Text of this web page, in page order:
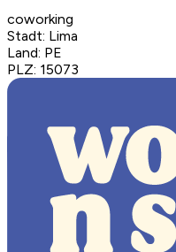
coworking
Stadt: Lima
Land: PE
PLZ: 15073